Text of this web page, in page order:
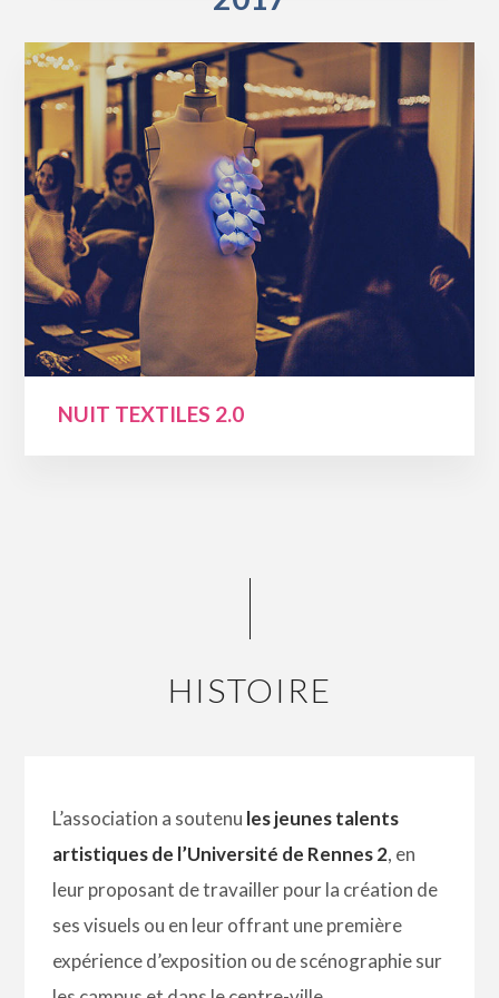
NUIT TEXTILES 2.0
HISTOIRE
L’association a soutenu les jeunes talents
artistiques de l’Université de Rennes 2, en
leur proposant de travailler pour la création de
ses visuels ou en leur offrant une première
expérience d’exposition ou de scénographie sur